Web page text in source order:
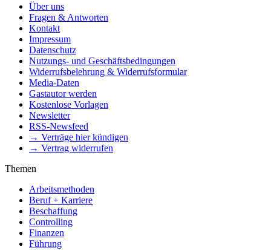
Über uns
Fragen & Antworten
Kontakt
Impressum
Datenschutz
Nutzungs- und Geschäftsbedingungen
Widerrufsbelehrung & Widerrufsformular
Media-Daten
Gastautor werden
Kostenlose Vorlagen
Newsletter
RSS-Newsfeed
→ Verträge hier kündigen
→ Vertrag widerrufen
Themen
Arbeitsmethoden
Beruf + Karriere
Beschaffung
Controlling
Finanzen
Führung